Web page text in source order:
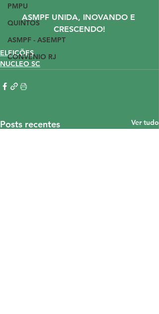
PMPU
QUINTOS
ASMPF - ASEMPT
CONVÊNIO RJ
ASMPF UNIDA, INOVANDO E
CRESCENDO!
ELEIÇÕES
NUCLEO SC
Posts recentes Ver tudo